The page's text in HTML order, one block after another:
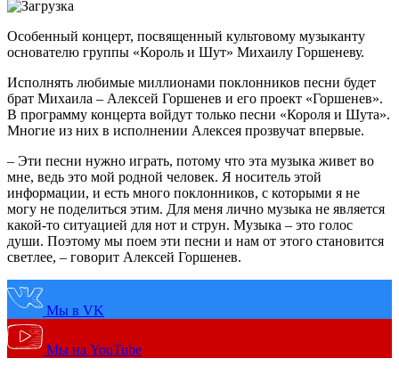
Особенный концерт, посвященный культовому музыканту
основателю группы «Король и Шут» Михаилу Горшеневу.
Исполнять любимые миллионами поклонников песни будет
брат Михаила – Алексей Горшенев и его проект «Горшенев».
В программу концерта войдут только песни «Короля и Шута».
Многие из них в исполнении Алексея прозвучат впервые.
– Эти песни нужно играть, потому что эта музыка живет во
мне, ведь это мой родной человек. Я носитель этой
информации, и есть много поклонников, с которыми я не
могу не поделиться этим. Для меня лично музыка не является
какой-то ситуацией для нот и струн. Музыка – это голос
души. Поэтому мы поем эти песни и нам от этого становится
светлее, – говорит Алексей Горшенев.
Мы в VK
Мы на YouTube